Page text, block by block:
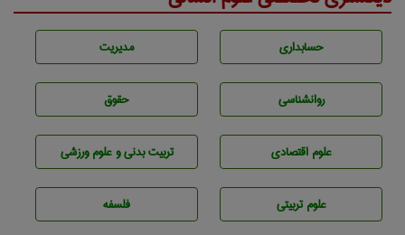
حسابداری مديريت
روانشناسی حقوق
علوم اقتصادی تربيت بدنی و علوم ورزشی
علوم تربيتی فلسفه